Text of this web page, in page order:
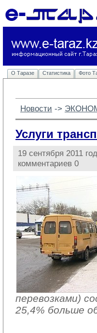
О Таразе Статистика Фото
Новости ->
Услуги
19 сентября 2011
комментариев 0
перевозками)
25,4% больше